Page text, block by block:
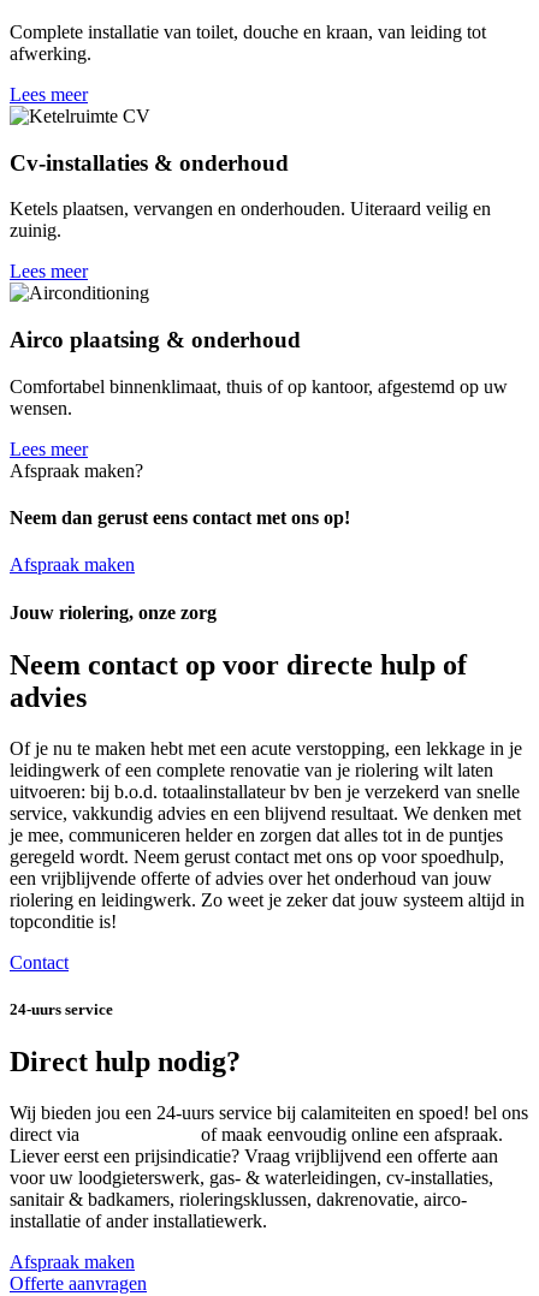
Complete installatie van toilet, douche en kraan, van leiding tot
afwerking.
Lees meer
Cv-installaties & onderhoud
Ketels plaatsen, vervangen en onderhouden. Uiteraard veilig en
zuinig.
Lees meer
Airco plaatsing & onderhoud
Comfortabel binnenklimaat, thuis of op kantoor, afgestemd op uw
wensen.
Lees meer
Afspraak maken?
Neem dan gerust eens contact met ons op!
Afspraak maken
Jouw riolering, onze zorg
Neem contact op voor directe hulp of
advies
Of je nu te maken hebt met een acute verstopping, een lekkage in je
leidingwerk of een complete renovatie van je riolering wilt laten
uitvoeren: bij b.o.d. totaalinstallateur bv ben je verzekerd van snelle
service, vakkundig advies en een blijvend resultaat. We denken met
je mee, communiceren helder en zorgen dat alles tot in de puntjes
geregeld wordt. Neem gerust contact met ons op voor spoedhulp,
een vrijblijvende offerte of advies over het onderhoud van jouw
riolering en leidingwerk. Zo weet je zeker dat jouw systeem altijd in
topconditie is!
Contact
24-uurs service
Direct hulp nodig?
Wij bieden jou een 24-uurs service bij calamiteiten en spoed! bel ons
direct via
of maak eenvoudig online een afspraak.
Liever eerst een prijsindicatie? Vraag vrijblijvend een offerte aan
voor uw loodgieterswerk, gas- & waterleidingen, cv-installaties,
sanitair & badkamers, rioleringsklussen, dakrenovatie, airco-
installatie of ander installatiewerk.
Afspraak maken
Offerte aanvragen